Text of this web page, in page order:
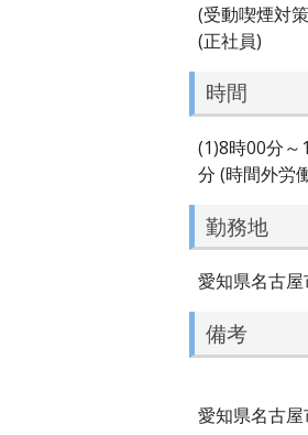
(受動喫煙対
(正社員)
時間
(1)8時00分
分 (時間外労
勤務地
愛知県名古
備考
愛知県名古